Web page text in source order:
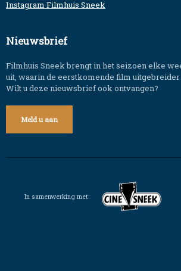
Instagram Filmhuis Sneek
Nieuwsbrief
Filmhuis Sneek brengt in het seizoen elke
uit, waarin de eerstkomende film uitgebreider
Wilt u deze nieuwsbrief ook ontvangen?
Meld u aan
In samenwerking met: